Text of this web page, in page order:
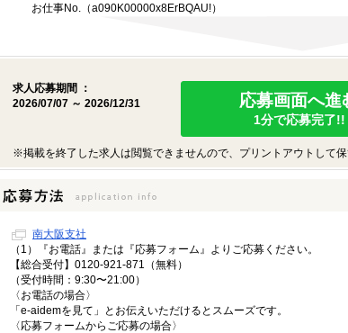
お仕事No.（a090K00000x8ErBQAU!）
求人応募期間 ：
2026/07/07 ～ 2026/12/31
応募画面へ進
1分で応募完了!!
※掲載を終了した求人は閲覧できませんので、プリントアウトして保
南大阪支社
（1）『お電話』または『応募フォーム』よりご応募ください。
【総合受付】0120-921-871（無料）
（受付時間：9:30〜21:00）
〈お電話の場合〉
「e-aidemを見て」とお伝えいただけるとスムーズです。
〈応募フォームからご応募の場合〉